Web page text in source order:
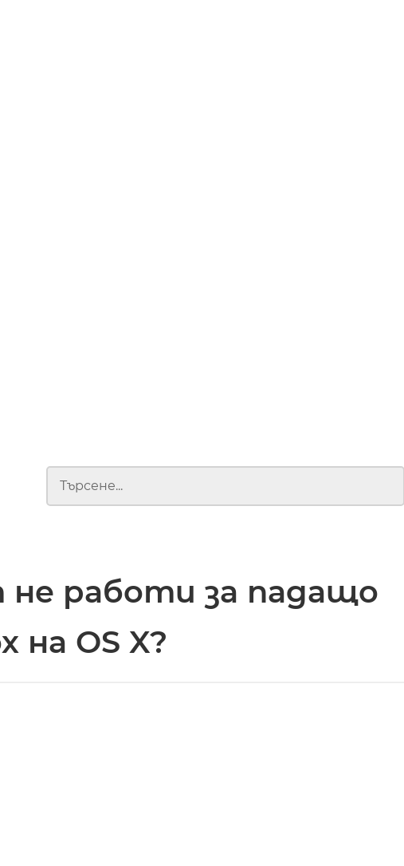
работи за падащо
на OS X?